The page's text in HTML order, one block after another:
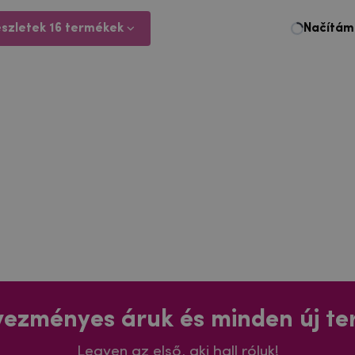
16 termékek
áruk és minden új
Legyen az első, aki hall róluk!